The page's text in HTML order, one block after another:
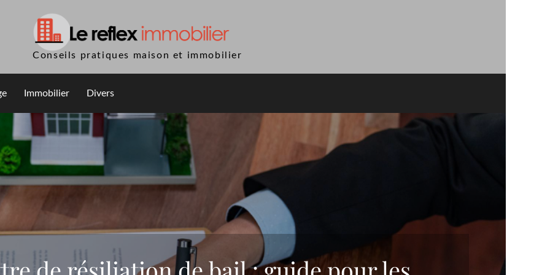
Conseils pratiques maison et immobilier
Immobilier Divers